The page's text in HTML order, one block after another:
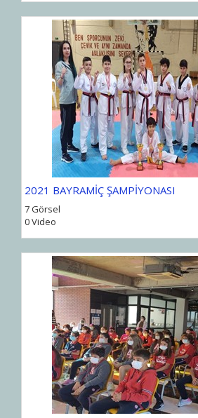
2021 BAYRAMİÇ ŞAMPİYONASI
7 Görsel
0 Video